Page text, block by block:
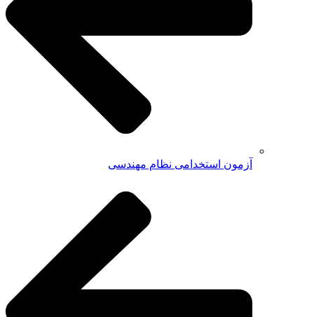
آزمون استخدامی نظام مهندسی